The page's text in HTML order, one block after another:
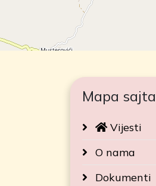
Mapa sajta
Vijesti
O nama
Dokumenti